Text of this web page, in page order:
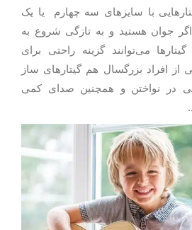
با سایزهای سه چهارم یا یک
اگر جوان هستید و به تازگی شروع به
گیتارها می‌توانند گزینه راحتی برای
از افراد بزرگسال هم گیتارهای ساز
در نواختن و همچنین صدای کمی